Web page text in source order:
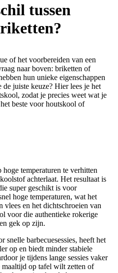
tussen
of het voorbereiden van een
naar boven: briketten of
hun unieke eigenschappen
juiste keuze? Hier lees je het
zodat je precies weet wat je
beste voor houtskool of
hoge temperaturen te verhitten
achterlaat. Het resultaat is
super geschikt is voor
hoge temperaturen, wat het
en het dichtschroeien van
voor die authentieke rokerige
gek op zijn.
barbecuesessies, heeft het
op en biedt minder stabiele
je tijdens lange sessies vaker
op tafel wilt zetten of